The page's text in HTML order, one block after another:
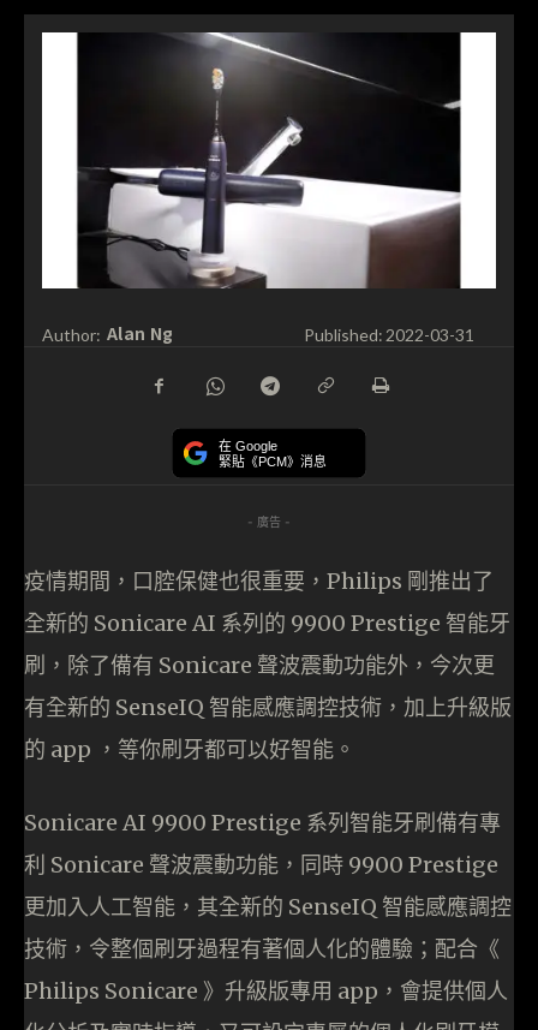
Author: Alan Ng Published: 2022-03-31
在 Google
緊貼《PCM》消息
- 廣告 -
疫情期間，口腔保健也很重要，Philips 剛推出了
全新的 Sonicare AI 系列的 9900 Prestige 智能牙
刷，除了備有 Sonicare 聲波震動功能外，今次更
有全新的 SenseIQ 智能感應調控技術，加上升級版
的 app ，等你刷牙都可以好智能。
Sonicare AI 9900 Prestige 系列智能牙刷備有專
利 Sonicare 聲波震動功能，同時 9900 Prestige
更加入人工智能，其全新的 SenseIQ 智能感應調控
技術，令整個刷牙過程有著個人化的體驗；配合《
Philips Sonicare 》升級版專用 app，會提供個人